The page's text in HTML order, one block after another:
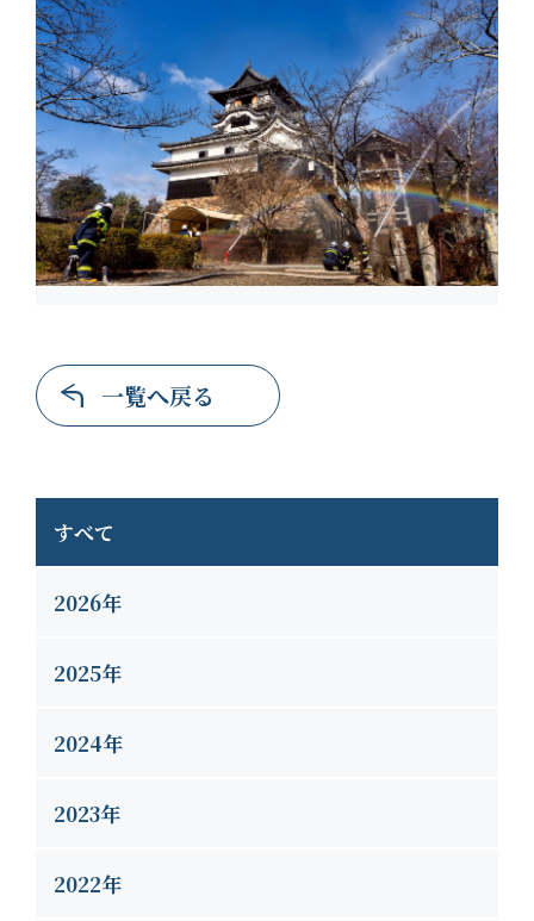
すべて
2026年
2025年
2024年
2023年
2022年
一覧へ戻る